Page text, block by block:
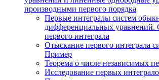
производными первого порядка
Первые интегралы систем
дифференциальных уравнений.
первого интеграла
Отыскание первого интеграла
Пример
Теорема о числе независимых
Исследование первых